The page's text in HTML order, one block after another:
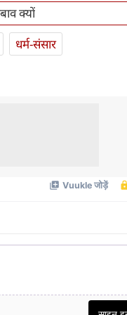
क्यों
धर्म-संसार